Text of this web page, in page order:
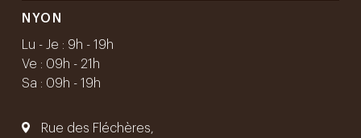
NYON
Lu - Je : 9h - 19h
Ve : 09h - 21h
Sa : 09h - 19h
Rue des Fléchères,